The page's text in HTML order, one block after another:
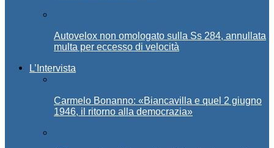
Autovelox non omologato sulla Ss 284, annullata
multa per eccesso di velocità
L’Intervista
Carmelo Bonanno: «Biancavilla e quel 2 giugno
1946, il ritorno alla democrazia»